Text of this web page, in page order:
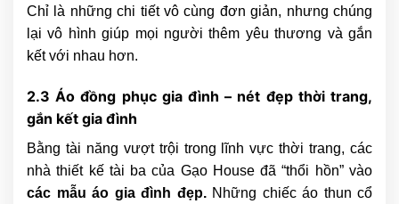
Chỉ là những chi tiết vô cùng đơn giản, nhưng chúng
lại vô hình giúp mọi người thêm yêu thương và gắn
kết với nhau hơn.
2.3 Áo đồng phục gia đình – nét đẹp thời trang,
gắn kết gia đình
Bằng tài năng vượt trội trong lĩnh vực thời trang, các
nhà thiết kế tài ba của Gạo House đã “thổi hồn” vào
các mẫu áo gia đình đẹp. Những chiếc áo thun cổ